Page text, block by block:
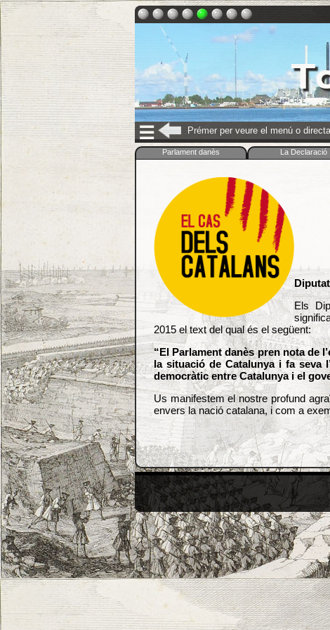
☰ Prémer per veure el menú o
Parlament danès La Declaració
Els
2015 el text del qual és el següent:
“El Parlament danès pren nota de
la situació de Catalunya i fa seva
democràtic entre Catalunya i el
Us manifestem el nostre profund
envers la nació catalana, i com a